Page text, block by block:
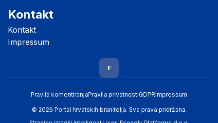
Kontakt
Kontakt
Impressum
F
Pravila komentiranjaPravila privatnostiGDPRImpressum
© 2026 Portal hrvatskih branitelja. Sva prava pridržana.